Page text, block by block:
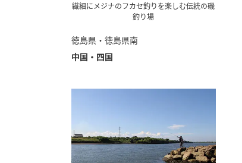
繊細にメジナのフカセ釣りを楽しむ伝統の磯
釣り場
徳島県・徳島県南
中国・四国